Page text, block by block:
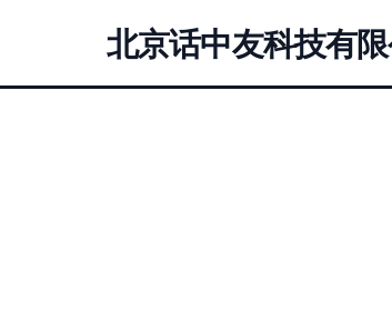
北京话中友科技有